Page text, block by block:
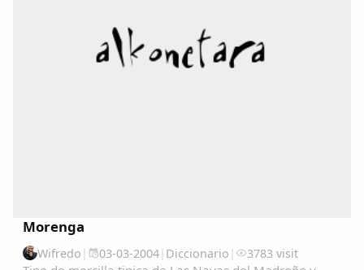
Morenga
Wifredo | 03-03-2004| Diccionario | 3783 visit